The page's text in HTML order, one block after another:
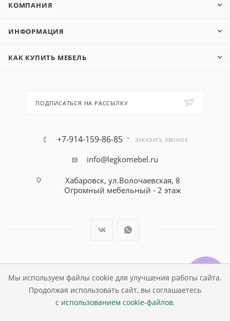
Мы используем файлы cookie для улучшения работы сайта.
Продолжая использовать сайт, вы соглашаетесь
с использованием cookie-файлов.
КОМПАНИЯ
ИНФОРМАЦИЯ
КАК КУПИТЬ МЕБЕЛЬ
ПОДПИСАТЬСЯ НА РАССЫЛКУ
+7-914-159-86-85 ЗАКАЗАТЬ ЗВОНОК
info@legkomebel.ru
Хабаровск, ул.Волочаевская, 8
Огромный мебельный - 2 этаж